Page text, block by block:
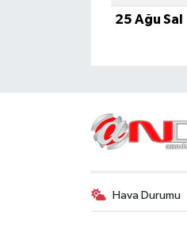
25 Ağu Sal
Hava Durumu